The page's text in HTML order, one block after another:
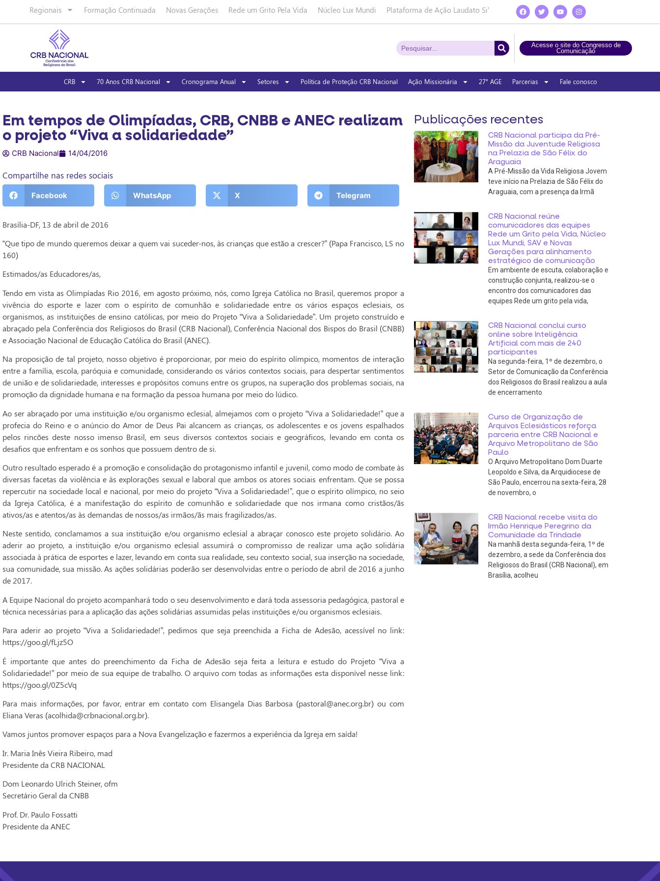
Regionais Formação Continuada Novas Gerações Rede um Grito Pela Vida Núcleo Lux Mundi Plataforma de Ação Laudato Si’
Acesse o site do Congresso de
Comunicação
CRB 70 Anos CRB Nacional Cronograma Anual Setores Política de Proteção CRB Nacional Ação Missionária 27° AGE Parcerias Fale conosco
Em tempos de Olimpíadas, CRB, CNBB e ANEC realizam
o projeto “Viva a solidariedade”
CRB Nacional 14/04/2016
Compartilhe nas redes sociais
Facebook WhatsApp X Telegram
Brasília-DF, 13 de abril de 2016
“Que tipo de mundo queremos deixar a quem vai suceder-nos, às crianças que estão a crescer?” (Papa Francisco, LS no
160)
Estimados/as Educadores/as,
Tendo em vista as Olimpíadas Rio 2016, em agosto próximo, nós, como Igreja Católica no Brasil, queremos propor a
vivência do esporte e lazer com o espírito de comunhão e solidariedade entre os vários espaços eclesiais, os
organismos, as instituições de ensino católicas, por meio do Projeto “Viva a Solidariedade”. Um projeto construído e
abraçado pela Conferência dos Religiosos do Brasil (CRB Nacional), Conferência Nacional dos Bispos do Brasil (CNBB)
e Associação Nacional de Educação Católica do Brasil (ANEC).
Na proposição de tal projeto, nosso objetivo é proporcionar, por meio do espírito olímpico, momentos de interação
entre a família, escola, paróquia e comunidade, considerando os vários contextos sociais, para despertar sentimentos
de união e de solidariedade, interesses e propósitos comuns entre os grupos, na superação dos problemas sociais, na
promoção da dignidade humana e na formação da pessoa humana por meio do lúdico.
Ao ser abraçado por uma instituição e/ou organismo eclesial, almejamos com o projeto “Viva a Solidariedade!” que a
profecia do Reino e o anúncio do Amor de Deus Pai alcancem as crianças, os adolescentes e os jovens espalhados
pelos rincões deste nosso imenso Brasil, em seus diversos contextos sociais e geográficos, levando em conta os
desafios que enfrentam e os sonhos que possuem dentro de si.
Outro resultado esperado é a promoção e consolidação do protagonismo infantil e juvenil, como modo de combate às
diversas facetas da violência e às explorações sexual e laboral que ambos os atores sociais enfrentam. Que se possa
repercutir na sociedade local e nacional, por meio do projeto “Viva a Solidariedade!”, que o espírito olímpico, no seio
da Igreja Católica, é a manifestação do espírito de comunhão e solidariedade que nos irmana como cristãos/ãs
ativos/as e atentos/as às demandas de nossos/as irmãos/ãs mais fragilizados/as.
Neste sentido, conclamamos a sua instituição e/ou organismo eclesial a abraçar conosco este projeto solidário. Ao
aderir ao projeto, a instituição e/ou organismo eclesial assumirá o compromisso de realizar uma ação solidária
associada à prática de esportes e lazer, levando em conta sua realidade, seu contexto social, sua inserção na sociedade,
sua comunidade, sua missão. As ações solidárias poderão ser desenvolvidas entre o período de abril de 2016 a junho
de 2017.
A Equipe Nacional do projeto acompanhará todo o seu desenvolvimento e dará toda assessoria pedagógica, pastoral e
técnica necessárias para a aplicação das ações solidárias assumidas pelas instituições e/ou organismos eclesiais.
Para aderir ao projeto “Viva a Solidariedade!”, pedimos que seja preenchida a Ficha de Adesão, acessível no link:
https://goo.gl/fLjz5O
É importante que antes do preenchimento da Ficha de Adesão seja feita a leitura e estudo do Projeto “Viva a
Solidariedade!” por meio de sua equipe de trabalho. O arquivo com todas as informações esta disponível nesse link:
https://goo.gl/0Z5cVq
Para mais informações, por favor, entrar em contato com Elisangela Dias Barbosa (pastoral@anec.org.br) ou com
Eliana Veras (acolhida@crbnacional.org.br).
Vamos juntos promover espaços para a Nova Evangelização e fazermos a experiência da Igreja em saída!
Ir. Maria Inês Vieira Ribeiro, mad
Presidente da CRB NACIONAL
Dom Leonardo Ulrich Steiner, ofm
Secretário Geral da CNBB
Prof. Dr. Paulo Fossatti
Presidente da ANEC
Publicações recentes
CRB Nacional participa da Pré-
Missão da Juventude Religiosa
na Prelazia de São Félix do
Araguaia
A Pré-Missão da Vida Religiosa Jovem
teve início na Prelazia de São Félix do
Araguaia, com a presença da Irmã
CRB Nacional reúne
comunicadores das equipes
Rede um Grito pela Vida, Núcleo
Lux Mundi, SAV e Novas
Gerações para alinhamento
estratégico de comunicação
Em ambiente de escuta, colaboração e
construção conjunta, realizou-se o
encontro dos comunicadores das
equipes Rede um grito pela vida,
CRB Nacional conclui curso
online sobre Inteligência
Artificial com mais de 240
participantes
Na segunda-feira, 1º de dezembro, o
Setor de Comunicação da Conferência
dos Religiosos do Brasil realizou a aula
de encerramento
Curso de Organização de
Arquivos Eclesiásticos reforça
parceria entre CRB Nacional e
Arquivo Metropolitano de São
Paulo
O Arquivo Metropolitano Dom Duarte
Leopoldo e Silva, da Arquidiocese de
São Paulo, encerrou na sexta-feira, 28
de novembro, o
CRB Nacional recebe visita do
Irmão Henrique Peregrino da
Comunidade da Trindade
Na manhã desta segunda-feira, 1º de
dezembro, a sede da Conferência dos
Religiosos do Brasil (CRB Nacional), em
Brasília, acolheu